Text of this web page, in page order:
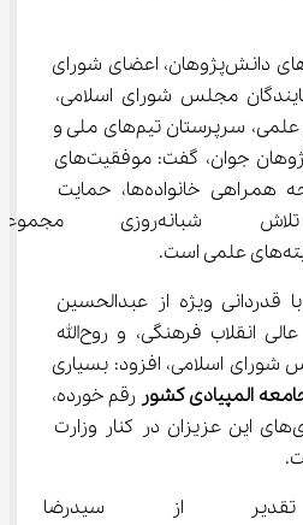
وی با قدردانی از خانواده‌های دانش‌پژوهان، اعضای شورای
مجلس شورای اسلامی،
دولت، رؤسای کمیته‌های علمی، سرپرستان تیم‌های ملی و
مجموعه باشگاه دانش‌پژوهان جوان، گفت: موفقیت‌های
امروز تیم‌های ملی نتیجه همراهی خانواده‌ها، حمایت
مسئولان و تلاش
ویژه از عبدالحسین
خسروپناه، دبیر شورای عالی انقلاب فرهنگی، و روح‌الله
شورای اسلامی، افزود: بسیاری
المپیادی کشور رقم خورده،
حاصل همراهی و پیگیری‌های این عزیزان در کنار وزارت
از سیدرضا